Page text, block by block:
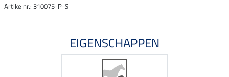
Artikelnr.: 310075-P-S
EIGENSCHAPPEN